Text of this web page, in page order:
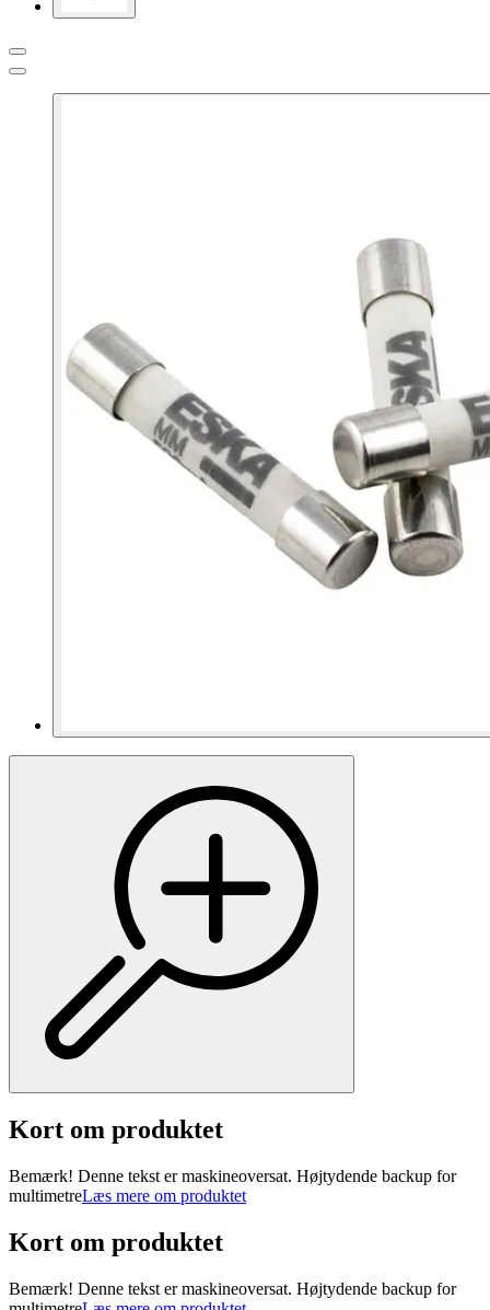
Kort om produktet
Bemærk! Denne tekst er maskineoversat. Højtydende backup for
multimetreLæs mere om produktet
Kort om produktet
Bemærk! Denne tekst er maskineoversat. Højtydende backup for